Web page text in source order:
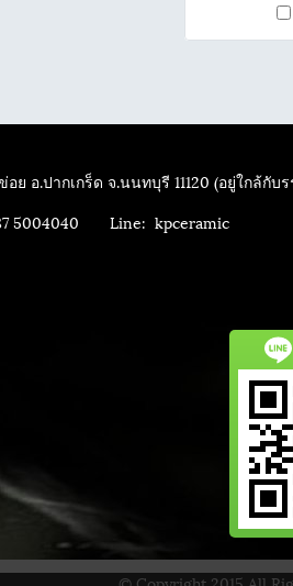
ตั้งครั้งเดีย
แผ่นละ แล
ย อ.ปากเกร็ด จ.นนทบุรี 11120 (อยู่ใกล้กั
5004040 Line: kpceramic